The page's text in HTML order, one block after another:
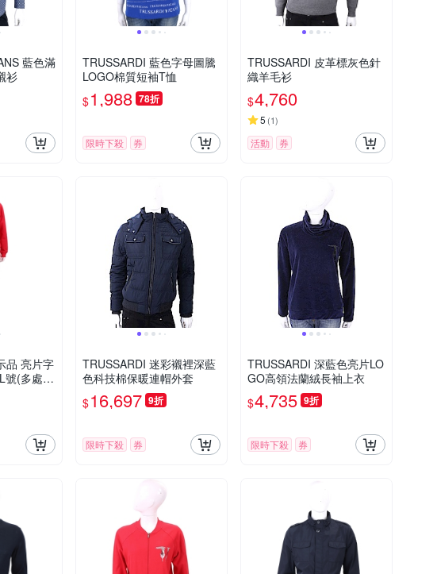
藍色滿
衫
TRUSSARDI 藍色字母圖騰
LOGO棉質短袖T恤
$1,988 78折
限時下殺 券
TRUSSARDI 皮革標灰色針
織羊毛衫
$4,760
5 (1)
活動 券
品 亮片字
號(多處黑
TRUSSARDI 迷彩襯裡深藍
色科技棉保暖連帽外套
$16,697 9折
限時下殺 券
TRUSSARDI 深藍色亮片LO
GO高領法蘭絨長袖上衣
$4,735 9折
限時下殺 券